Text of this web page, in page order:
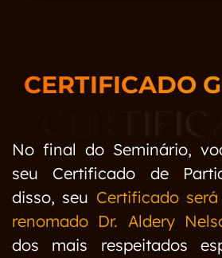
CERTIFICADO
No final do Seminário,
seu Certificado de
disso, seu Certificado
renomado Dr. Aldery
dos mais respeitados